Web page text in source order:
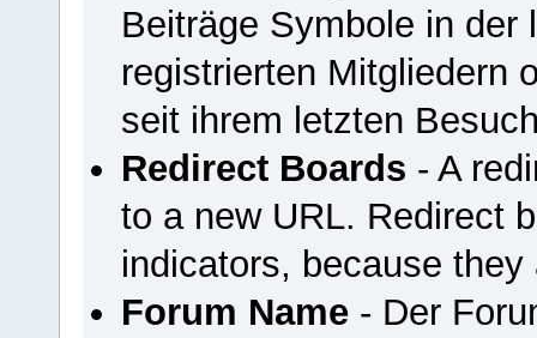
Beiträge Symbole in der
registrierten Mitgliedern
seit ihrem letzten
Redirect Boards - A
to a new URL. Redirect
indicators, because
Forum Name- Der